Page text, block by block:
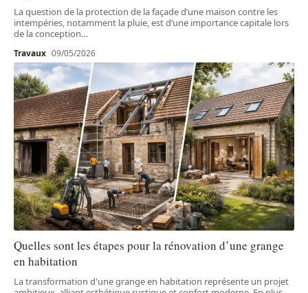
La question de la protection de la façade d’une maison contre les
intempéries, notamment la pluie, est d’une importance capitale lors
de la conception…
Travaux 09/05/2026
Quelles sont les étapes pour la rénovation d’une grange
en habitation
La transformation d'une grange en habitation représente un projet